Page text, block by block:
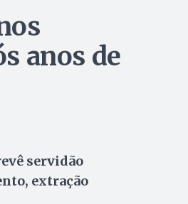
anos de
servidão
extração